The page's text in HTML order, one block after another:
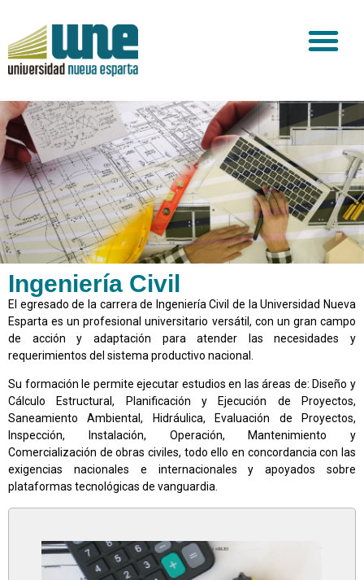
Ingeniería Civil
El egresado de la carrera de Ingeniería Civil de la Universidad Nueva
Esparta es un profesional universitario versátil, con un gran campo
de acción y adaptación para atender las necesidades y
requerimientos del sistema productivo nacional.
Su formación le permite ejecutar estudios en las áreas de: Diseño y
Cálculo Estructural, Planificación y Ejecución de Proyectos,
Saneamiento Ambiental, Hidráulica, Evaluación de Proyectos,
Inspección, Instalación, Operación, Mantenimiento y
Comercialización de obras civiles, todo ello en concordancia con las
exigencias nacionales e internacionales y apoyados sobre
plataformas tecnológicas de vanguardia.